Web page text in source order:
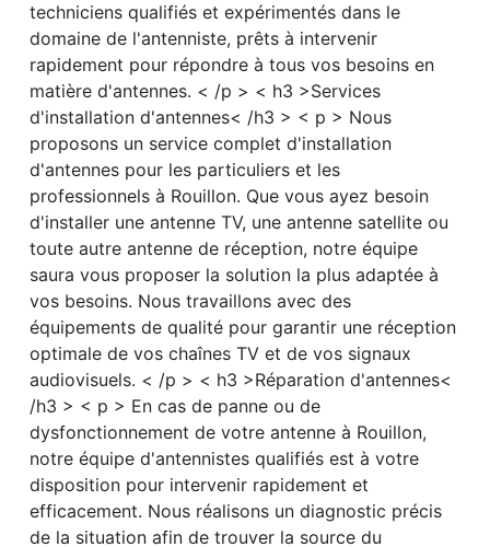
techniciens qualifiés et expérimentés dans le
domaine de l'antenniste, prêts à intervenir
rapidement pour répondre à tous vos besoins en
matière d'antennes. < /p > < h3 >Services
d'installation d'antennes< /h3 > < p > Nous
proposons un service complet d'installation
d'antennes pour les particuliers et les
professionnels à Rouillon. Que vous ayez besoin
d'installer une antenne TV, une antenne satellite ou
toute autre antenne de réception, notre équipe
saura vous proposer la solution la plus adaptée à
vos besoins. Nous travaillons avec des
équipements de qualité pour garantir une réception
optimale de vos chaînes TV et de vos signaux
audiovisuels. < /p > < h3 >Réparation d'antennes<
/h3 > < p > En cas de panne ou de
dysfonctionnement de votre antenne à Rouillon,
notre équipe d'antennistes qualifiés est à votre
disposition pour intervenir rapidement et
efficacement. Nous réalisons un diagnostic précis
de la situation afin de trouver la source du